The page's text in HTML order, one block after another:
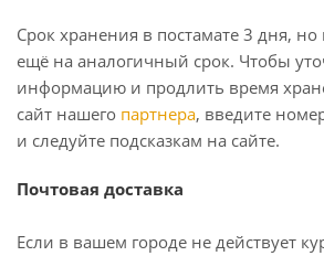
Срок хранения в постамате 3 дня,
ещё на аналогичный срок. Чтобы
информацию и продлить время
сайт нашего партнера, введите
и следуйте подсказкам на сайте.
Почтовая доставка
Если в вашем городе не действует